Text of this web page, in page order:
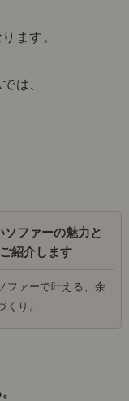
ます。
は、
ソファーの魅力と
紹介します
ファーで叶える、余
くり。